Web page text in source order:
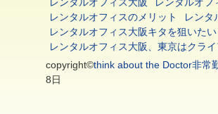
レンタルオフィスのメリット
レンタ
レンタルオフィス大阪キタを狙いたい
レンタルオフィス大阪、東京はクラ
copyright©think about the Doctor非常
8日